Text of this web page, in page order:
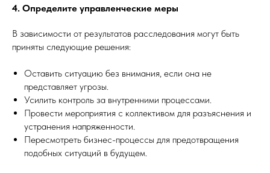
4. Определите управленческие меры
В зависимости от результатов расследования могут быть
приняты следующие решения:
Оставить ситуацию без внимания, если она не
представляет угрозы.
Усилить контроль за внутренними процессами.
Провести мероприятия с коллективом для разъяснения и
устранения напряженности.
Пересмотреть бизнес-процессы для предотвращения
подобных ситуаций в будущем.